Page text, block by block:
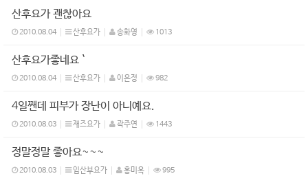
산후요가 괜찮아요
2010.08.04 산후요가 송화영 1013
산후요가좋네요 `
2010.08.04 산후요가 이은정 982
4일짼데 피부가 장난이 아니예요.
2010.08.03 재즈요가 곽주연 1443
정말정말 좋아요~~~
2010.08.03 임산부요가 홍미옥 995